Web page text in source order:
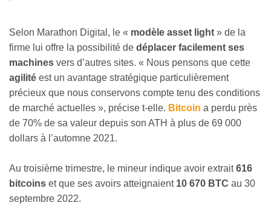
Selon Marathon Digital, le « modèle asset light » de la
firme lui offre la possibilité de déplacer facilement ses
machines vers d’autres sites. « Nous pensons que cette
agilité est un avantage stratégique particulièrement
précieux que nous conservons compte tenu des conditions
de marché actuelles », précise t-elle. Bitcoin a perdu près
de 70% de sa valeur depuis son ATH à plus de 69 000
dollars à l’automne 2021.
Au troisième trimestre, le mineur indique avoir extrait616
bitcoins et que ses avoirs atteignaient 10 670 BTC au 30
septembre 2022.